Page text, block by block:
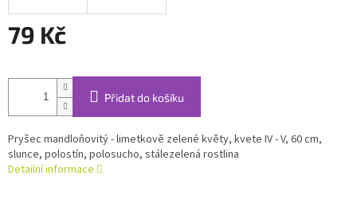
79 Kč
cena:
Přidat do košíku
Pryšec mandloňovitý - limetkově zelené květy, kvete IV - V, 60 cm,
slunce, polostín, polosucho, stálezelená rostlina
Detailní informace